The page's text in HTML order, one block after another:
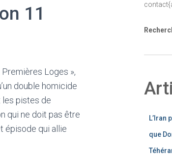
11
Premières Loges »,
double homicide
les pistes de
qui ne doit pas être
épisode qui allie
L’Iran
que